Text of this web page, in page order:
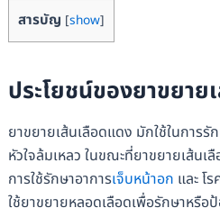
สารบัญ [show]
ประโยชน์ของยาขยาย
ยาขยายเส้นเลือดแดง มักใช้ในการรั
หัวใจล้มเหลว ในขณะที่ยาขยายเส้นเ
การใช้รักษาอาการเจ็บหน้าอก และ โ
ใช้ยาขยายหลอดเลือดเพื่อรักษาหรือ